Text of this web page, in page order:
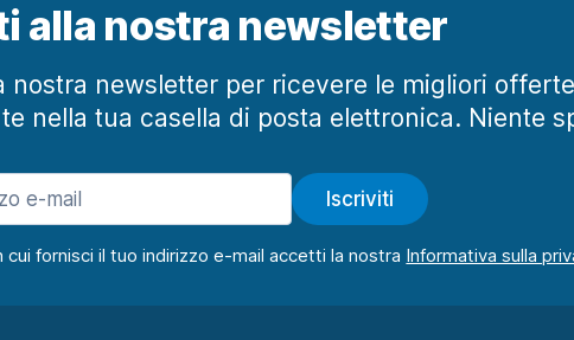
alla nostra newsletter
nostra newsletter per ricevere le migliori
nella tua casella di posta elettronica. Niente
Iscriviti
cui fornisci il tuo indirizzo e-mail accetti la nostra